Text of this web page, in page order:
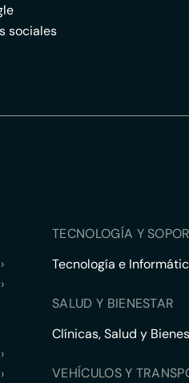
sociales
›
›
›
›
TECNOLOGÍA Y
Tecnología e
SALUD Y BIENESTAR
Clínicas, Salud y
VEHÍCULOS Y